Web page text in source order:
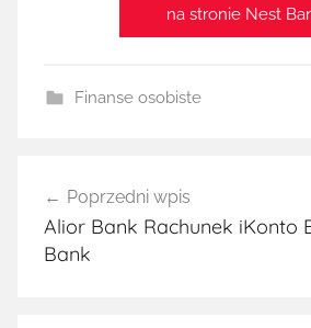
na stronie Nest
Finanse osobiste
wpisu
Poprzedni wpis
Alior Bank Rachunek iKonto
Bank